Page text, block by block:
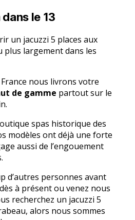
le 13
un jacuzzi 5 places aux
plus largement dans les
nous livrons votre
de gamme partout sur le
spas historique des
modèles ont déjà une forte
aussi de l’engouement
d’autres personnes avant
à présent ou venez nous
recherchez un jacuzzi 5
alors nous sommes